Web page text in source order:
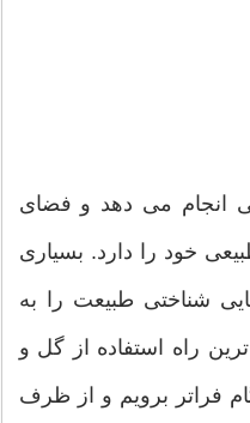
انجام می دهد و فضای
خود را دارد. بسیاری
شناختی طبیعت را به
راه استفاده از گل و
فراتر برویم و از ظرف